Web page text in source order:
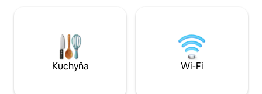
minút). Nedávno zrekonštruované, s
tromi spálňami s manželskou posteľou,
parkovaním 50 m a
obchodmi/pekárňou/tavernou 200 m.
Kuchyňa Wi-Fi